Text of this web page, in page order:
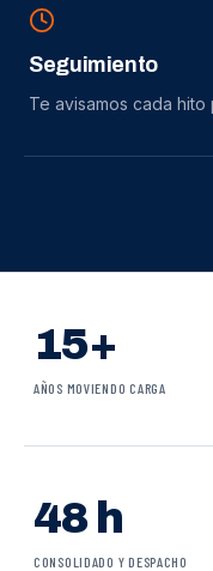
Seguimiento
Te avisamos cada
15+
AÑOS MOVIENDO CARGA
48 h
CONSOLIDADO Y DESPACHO